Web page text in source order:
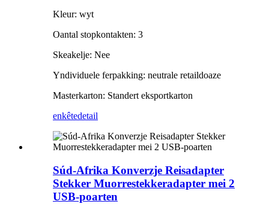
Kleur: wyt
Oantal stopkontakten: 3
Skeakelje: Nee
Yndividuele ferpakking: neutrale retaildoaze
Masterkarton: Standert eksportkarton
enkêtedetail
Súd-Afrika Konverzje Reisadapter
Stekker Muorrestekkeradapter mei 2
USB-poarten